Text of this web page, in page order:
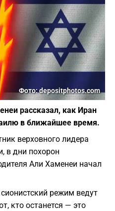
Фото: depositphotos.com
рассказал, как Иран
в ближайшее время.
верховного лидера
в дни похорон
Али Хаменеи начал
режим ведут
кто останется — это